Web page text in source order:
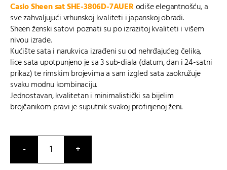
Casio Sheen sat SHE-3806D-7AUERodiše elegantnošću, a
sve zahvaljujući vrhunskoj kvaliteti i japanskoj obradi.
Sheen ženski satovi poznati su po izrazitoj kvaliteti i višem
nivou izrade.
Kućište sata i narukvica izrađeni su od nehrđajućeg čelika,
lice sata upotpunjeno je sa 3 sub-diala (datum, dan i 24-satni
prikaz) te rimskim brojevima a sam izgled sata zaokružuje
svaku modnu kombinaciju.
Jednostavan, kvalitetan i minimalistički sa bijelim
brojčanikom pravi je suputnik svakoj profinjenoj ženi.
SHE-
3806D-